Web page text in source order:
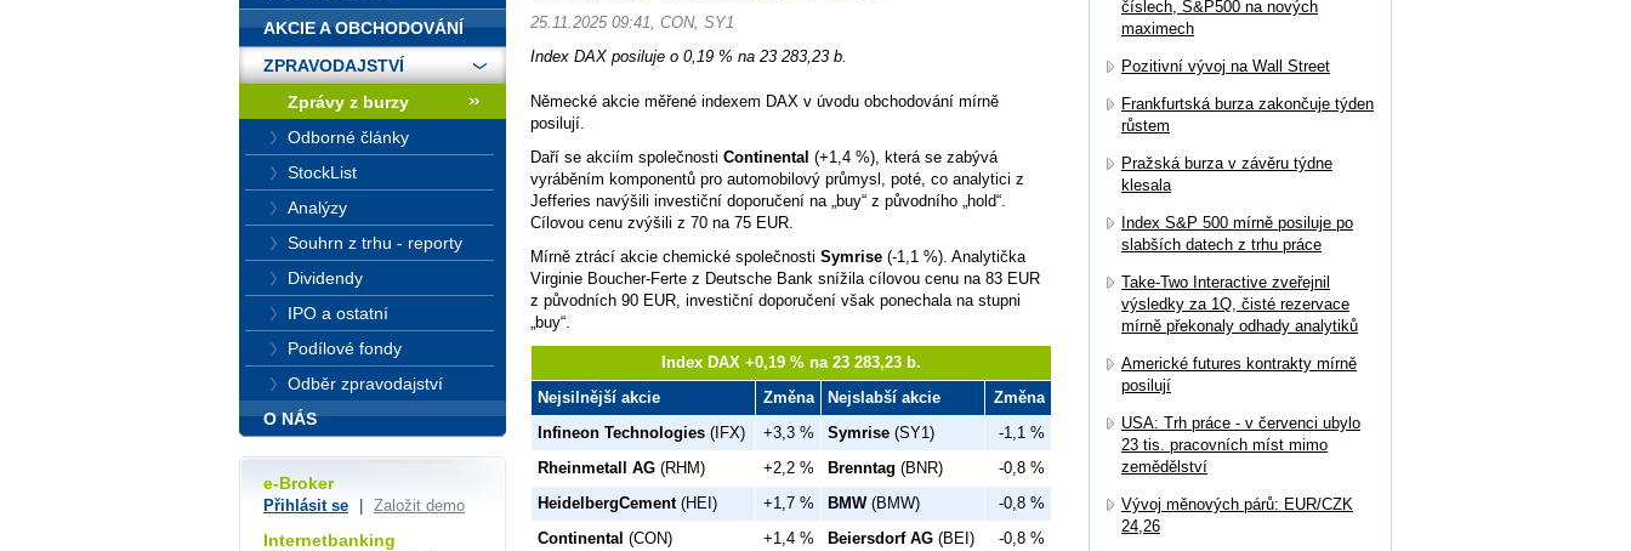
25.11.2025 09:41, CON, SY1
Index DAX posiluje o 0,19 % na 23 283,23 b.
Německé akcie měřené indexem DAX v úvodu obchodování mírně
posilují.
Daří se akciím společnosti Continental (+1,4 %), která se zabývá
vyráběním komponentů pro automobilový průmysl, poté, co analytici z
Jefferies navýšili investiční doporučení na „buy“ z původního „hold“.
Cílovou cenu zvýšili z 70 na 75 EUR.
Mírně ztrácí akcie chemické společnosti Symrise (-1,1 %). Analytička
Virginie Boucher-Ferte z Deutsche Bank snížila cílovou cenu na 83 EUR
z původních 90 EUR, investiční doporučení však ponechala na stupni
„buy“.
Index DAX +0,19 % na 23 283,23 b.
Nejsilnější akcie
Změna Nejslabší akcie
Změna
Infineon Technologies (IFX) +3,3 % Symrise (SY1)
-1,1 %
Rheinmetall AG (RHM) +2,2 % Brenntag (BNR)
-0,8 %
HeidelbergCement(HEI) +1,7 % BMW(BMW)
-0,8 %
Continental (CON) +1,4 % Beiersdorf AG (BEI)
-0,8 %
číslech, S&P500 na nových
maximech
Pozitivní vývoj na Wall Street
Frankfurtská burza zakončuje týden
růstem
Pražská burza v závěru týdne
klesala
Index S&P 500 mírně posiluje po
slabších datech z trhu práce
Take-Two Interactive zveřejnil
výsledky za 1Q, čisté rezervace
mírně překonaly odhady analytiků
Americké futures kontrakty mírně
posilují
USA: Trh práce - v červenci ubylo
23 tis. pracovních míst mimo
zemědělství
Vývoj měnových párů: EUR/CZK
24,26
AKCIE A OBCHODOVÁNÍ
ZPRAVODAJSTVÍ
Zprávy z burzy
Odborné články
StockList
Analýzy
Souhrn z trhu - reporty
Dividendy
IPO a ostatní
Podílové fondy
Odběr zpravodajství
O NÁS
e-Broker
Přihlásit se Založit demo
Internetbanking